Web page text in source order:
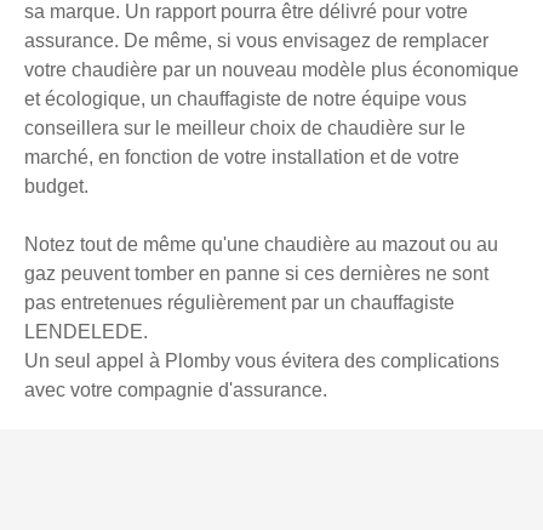
sa marque. Un rapport pourra être délivré pour votre
assurance. De même, si vous envisagez de remplacer
votre chaudière par un nouveau modèle plus économique
et écologique, un chauffagiste de notre équipe vous
conseillera sur le meilleur choix de chaudière sur le
marché, en fonction de votre installation et de votre
budget.
Notez tout de même qu'une chaudière au mazout ou au
gaz peuvent tomber en panne si ces dernières ne sont
pas entretenues régulièrement par un chauffagiste
LENDELEDE.
Un seul appel à Plomby vous évitera des complications
avec votre compagnie d'assurance.